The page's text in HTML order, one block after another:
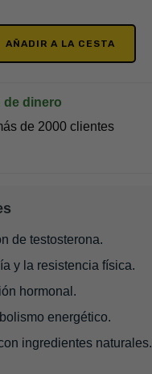
AÑADIR A LA CESTA
dinero
de 2000 clientes
de testosterona.
y la resistencia física.
hormonal.
energético.
ingredientes naturales.